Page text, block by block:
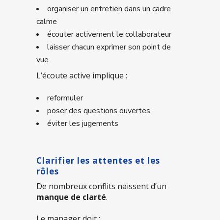
organiser un entretien dans un cadre
calme
écouter activement le collaborateur
laisser chacun exprimer son point de
vue
L’écoute active implique :
reformuler
poser des questions ouvertes
éviter les jugements
Clarifier les attentes et les
rôles
De nombreux conflits naissent d’un
manque de clarté.